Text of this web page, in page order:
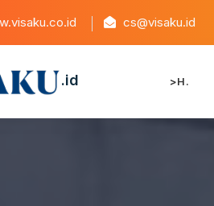
cs@visaku.id
.id >H.